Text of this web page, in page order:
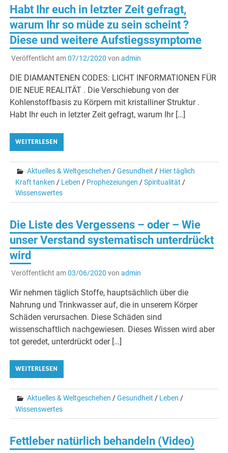
Habt Ihr euch in letzter Zeit gefragt,
warum Ihr so müde zu sein scheint ?
Diese und weitere Aufstiegssymptome
Veröffentlicht am07/12/2020 von admin
DIE DIAMANTENEN CODES: LICHT INFORMATIONEN FÜR
DIE NEUE REALITÄT . Die Verschiebung von der
Kohlenstoffbasis zu Körpern mit kristalliner Struktur .
Habt Ihr euch in letzter Zeit gefragt, warum Ihr […]
WEITERLESEN
Aktuelles & Weltgeschehen /Gesundheit / Hier täglich
Kraft tanken / Leben / Prophezeiungen /Spiritualität /
Wissenswertes
Die Liste des Vergessens – oder – Wie
unser Verstand systematisch unterdrückt
wird
Veröffentlicht am03/06/2020 von admin
Wir nehmen täglich Stoffe, hauptsächlich über die
Nahrung und Trinkwasser auf, die in unserem Körper
Schäden verursachen. Diese Schäden sind
wissenschaftlich nachgewiesen. Dieses Wissen wird aber
tot geredet, unterdrückt oder […]
WEITERLESEN
Aktuelles & Weltgeschehen /Gesundheit / Leben /
Wissenswertes
Fettleber natürlich behandeln (Video)